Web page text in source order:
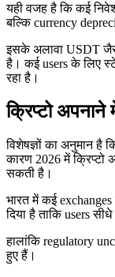
यही वजह है कि कई
बल्कि currency
इसके अलावा USDT
है। कई users के लिए
रहा है।
क्रिप्टो अपनाने
विशेषज्ञों का अनुमान है
कारण 2026 में क्रिप्टो
सकती है।
भारत में कई
दिया है ताकि users
हालांकि regulatory
हुए हैं।